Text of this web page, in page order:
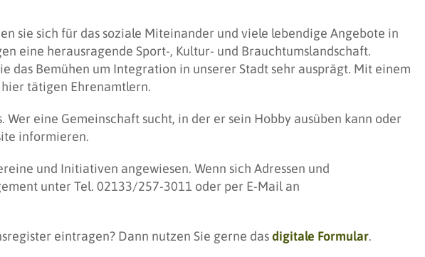
sie sich für das soziale Miteinander und viele lebendige Angebote in
eine herausragende Sport-, Kultur- und Brauchtumslandschaft.
das Bemühen um Integration in unserer Stadt sehr ausprägt. Mit einem
tätigen Ehrenamtlern.
eine Gemeinschaft sucht, in der er sein Hobby ausüben kann oder
informieren.
und Initiativen angewiesen. Wenn sich Adressen und
unter Tel. 02133/257-3011 oder per E-Mail an
eintragen? Dann nutzen Sie gerne dasdigitale Formular.